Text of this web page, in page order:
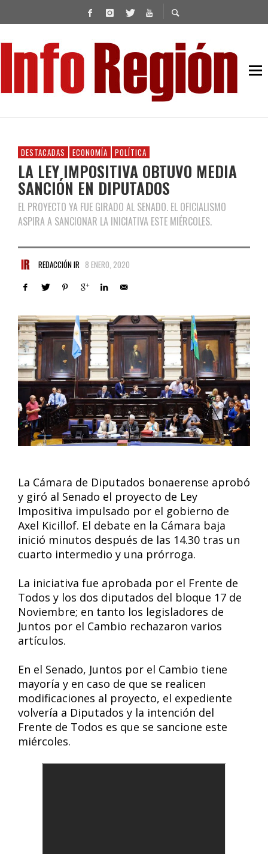
DESTACADAS ECONOMÍA POLÍTICA
LA LEY IMPOSITIVA OBTUVO MEDIA
SANCIÓN EN DIPUTADOS
EL PROYECTO YA FUE GIRADO AL SENADO. EL OFICIALISMO
ASPIRA A SANCIONAR LA INICIATIVA ESTE MIÉRCOLES.
REDACCIÓN IR 8 ENERO, 2020
La Cámara de Diputados bonaerense aprobó
y giró al Senado el proyecto de Ley
Impositiva impulsado por el gobierno de
Axel Kicillof. El debate en la Cámara baja
inició minutos después de las 14.30 tras un
cuarto intermedio y una prórroga.
La iniciativa fue aprobada por el Frente de
Todos y los dos diputados del bloque 17 de
Noviembre; en tanto los legisladores de
Juntos por el Cambio rechazaron varios
artículos.
En el Senado, Juntos por el Cambio tiene
mayoría y en caso de que se realicen
modificaciones al proyecto, el expediente
volvería a Diputados y la intención del
Frente de Todos es que se sancione este
miércoles.